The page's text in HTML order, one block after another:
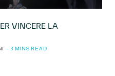
VINCERE LA
3 MINS READ